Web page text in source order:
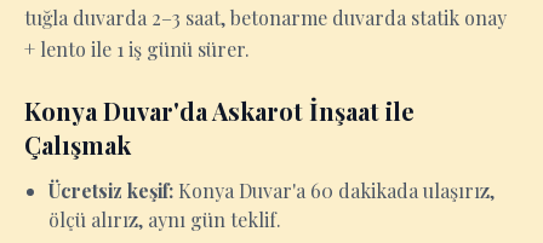
tuğla duvarda 2–3 saat, betonarme duvarda statik onay
+ lento ile 1 iş günü sürer.
Konya Duvar'da Askarot İnşaat ile
Çalışmak
Ücretsiz keşif: Konya Duvar'a 60 dakikada ulaşırız,
ölçü alırız, aynı gün teklif.